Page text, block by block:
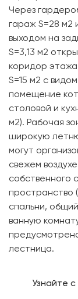
Через
гараж S=28 м2
выходом на
S=3,13 м2
коридор
S=15 м2 с
помещение
столовой и
м2). Рабочая
широкую
могут
свежем
собственного
пространство
спальни,
ванную
лестница.
Узнайте